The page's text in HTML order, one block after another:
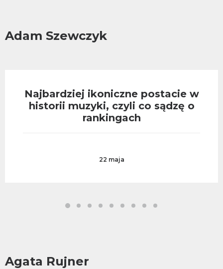
Adam Szewczyk
Najbardziej ikoniczne postacie w
historii muzyki, czyli co sądzę o
rankingach
22 maja
Agata Rujner